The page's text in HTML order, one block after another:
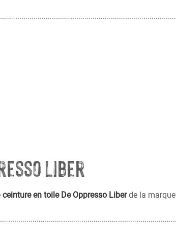
Liber
ceinture en toile De Oppresso Liberde la marque